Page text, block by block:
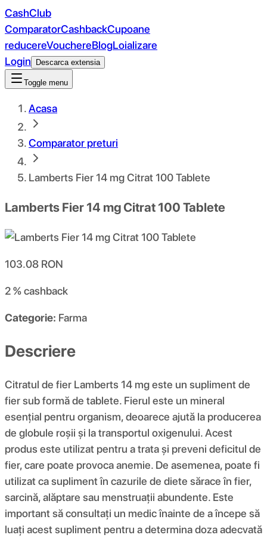
CashClub
ComparatorCashbackCupoane
reducereVouchereBlogLoializare
Login
Descarca extensia
Toggle menu
Acasa
Comparator preturi
Lamberts Fier 14 mg Citrat 100 Tablete
Lamberts Fier 14 mg Citrat 100 Tablete
103.08 RON
2 %cashback
Categorie: Farma
Descriere
Citratul de fier Lamberts 14 mg este un supliment de
fier sub formă de tablete. Fierul este un mineral
esențial pentru organism, deoarece ajută la producerea
de globule roșii și la transportul oxigenului. Acest
produs este utilizat pentru a trata și preveni deficitul de
fier, care poate provoca anemie. De asemenea, poate fi
utilizat ca supliment în cazurile de diete sărace în fier,
sarcină, alăptare sau menstruații abundente. Este
important să consultați un medic înainte de a începe să
luați acest supliment pentru a determina doza adecvată